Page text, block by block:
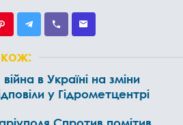
в Україні на зміни
у Гідрометцентрі